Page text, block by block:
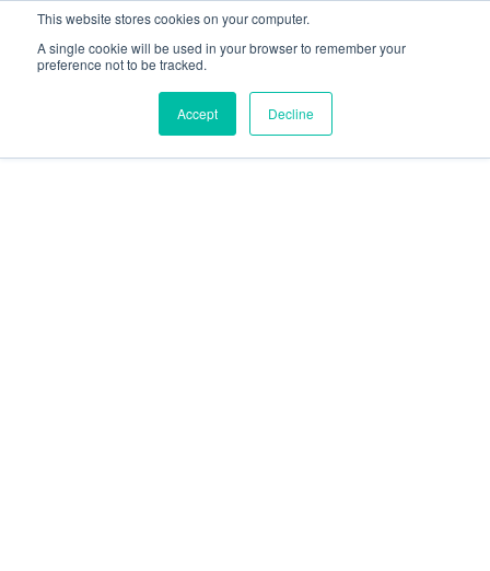
This website stores cookies on your computer.
A single cookie will be used in your browser to remember your
preference not to be tracked.
Accept Decline